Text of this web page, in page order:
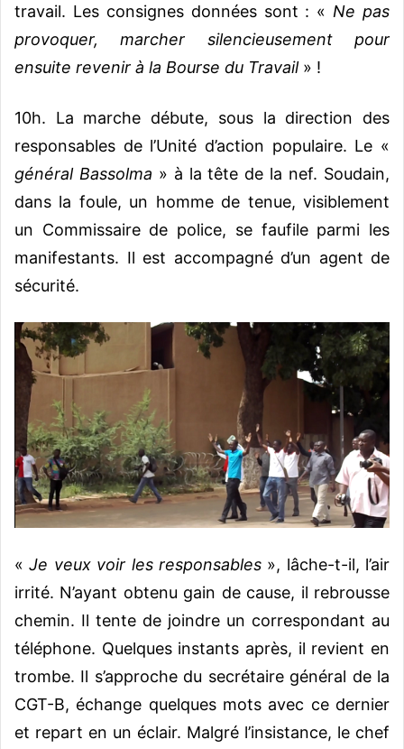
travail. Les consignes données sont : « Ne pas
provoquer, marcher silencieusement pour
ensuite revenir à la Bourse du Travail» !
10h. La marche débute, sous la direction des
responsables de l’Unité d’action populaire. Le «
général Bassolma » à la tête de la nef. Soudain,
dans la foule, un homme de tenue, visiblement
un Commissaire de police, se faufile parmi les
manifestants. Il est accompagné d’un agent de
sécurité.
«Je veux voir les responsables», lâche-t-il, l’air
irrité. N’ayant obtenu gain de cause, il rebrousse
chemin. Il tente de joindre un correspondant au
téléphone. Quelques instants après, il revient en
trombe. Il s’approche du secrétaire général de la
CGT-B, échange quelques mots avec ce dernier
et repart en un éclair. Malgré l’insistance, le chef